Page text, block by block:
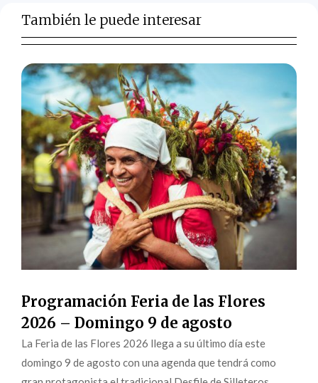
También le puede interesar
Programación Feria de las Flores
2026 – Domingo 9 de agosto
La Feria de las Flores 2026 llega a su último día este
domingo 9 de agosto con una agenda que tendrá como